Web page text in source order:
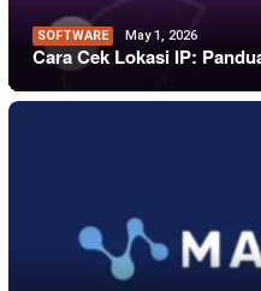
SOFTWARE May 1, 2026
Cara Cek Lokasi IP: